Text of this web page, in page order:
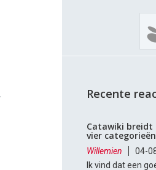
Recente
Catawiki breidt
vier categorieën
Willemien
04-
Ik vind dat een